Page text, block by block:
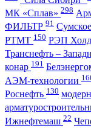
МК «Сплав» 298
ФИЛЬТР 91
РТМТ 150 РЭП
Транснефть –
конар 191
АЭМ-технологии
Роснефть 130
Ижнефтемаш 22